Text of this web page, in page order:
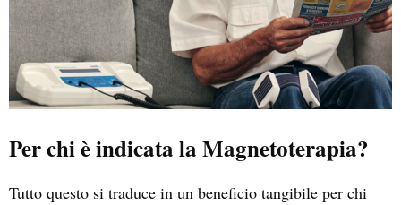
Per chi è indicata la Magnetoterapia?
Tutto questo si traduce in un beneficio tangibile per chi